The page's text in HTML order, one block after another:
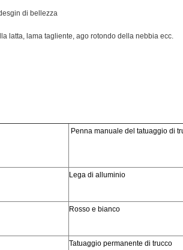
di bellezza
latta, lama tagliente, ago rotondo della nebbia ecc.
Penna manuale del tatuaggio di
Lega di alluminio
Rosso e bianco
Tatuaggio permanente di trucco